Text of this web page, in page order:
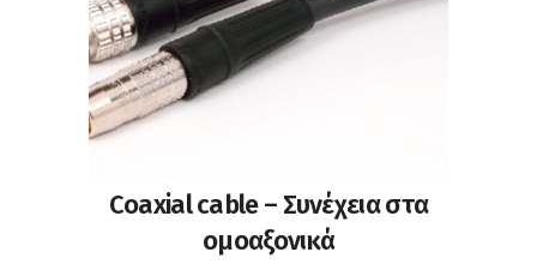
Coaxial cable – Συνέχεια στα
ομοαξονικά